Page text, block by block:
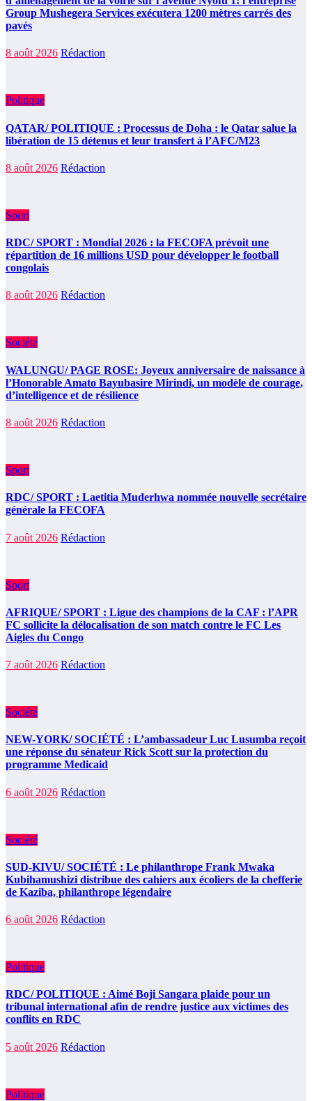
Group Mushegera Services exécutera 1200 mètres carrés des
pavés
8 août 2026 Rédaction
Politique
QATAR/ POLITIQUE : Processus de Doha : le Qatar salue la
libération de 15 détenus et leur transfert à l’AFC/M23
8 août 2026 Rédaction
Sport
RDC/ SPORT : Mondial 2026 : la FECOFA prévoit une
répartition de 16 millions USD pour développer le football
congolais
8 août 2026 Rédaction
Société
WALUNGU/ PAGE ROSE: Joyeux anniversaire de naissance à
l’Honorable Amato Bayubasire Mirindi, un modèle de courage,
d’intelligence et de résilience
8 août 2026 Rédaction
Sport
RDC/ SPORT : Laetitia Muderhwa nommée nouvelle secrétaire
générale la FECOFA
7 août 2026 Rédaction
Sport
AFRIQUE/ SPORT : Ligue des champions de la CAF : l’APR
FC sollicite la délocalisation de son match contre le FC Les
Aigles du Congo
7 août 2026 Rédaction
Société
NEW-YORK/ SOCIÉTÉ : L’ambassadeur Luc Lusumba reçoit
une réponse du sénateur Rick Scott sur la protection du
programme Medicaid
6 août 2026 Rédaction
Société
SUD-KIVU/ SOCIÉTÉ : Le philanthrope Frank Mwaka
Kubihamushizi distribue des cahiers aux écoliers de la chefferie
de Kaziba, philanthrope légendaire
6 août 2026 Rédaction
Politique
RDC/ POLITIQUE : Aimé Boji Sangara plaide pour un
tribunal international afin de rendre justice aux victimes des
conflits en RDC
5 août 2026 Rédaction
Politique